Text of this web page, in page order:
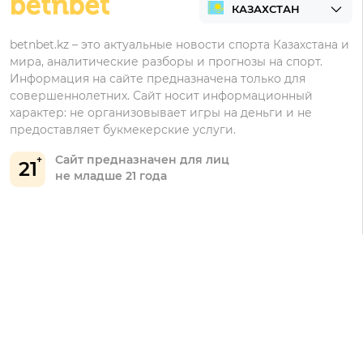
Кешбэк
Бонусы Ubet
Бонусы Фонбет
Бонусы Винлайн
Бонусы Тенниси
Регистрация в Ubet
Регистрация в Олимпбет
21
Сайт предназначен для лиц
не младше 21 года
betnbet.kz – это актуальные новости спорта Казахстана и
мира, аналитические разборы и прогнозы на спорт.
Информация на сайте предназначена только для
совершеннолетних. Сайт носит информационный
характер: не организовывает игры на деньги и не
предоставляет букмекерские услуги.